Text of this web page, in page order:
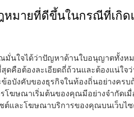
มายที่ดีขึ้นในกรณีที่เกิด
มั่นใจได้ว่าปัญหาด้านใบอนุญาตทั้งห
คือต้องละเอียดถี่ถ้วนและต้องแน่ใจ
บังคับของธุรกิจในท้องถิ่นอย่างครบ
โฆษณาเริ่มต้นของคุณมีอย่างจำกัดเ
ต์และโฆษณาบริการของคุณบนเว็บไ